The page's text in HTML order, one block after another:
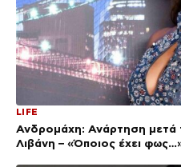
LIFE
Ανδρομάχη: Ανάρτηση μετά
Λιβάνη – «Όποιος έχει